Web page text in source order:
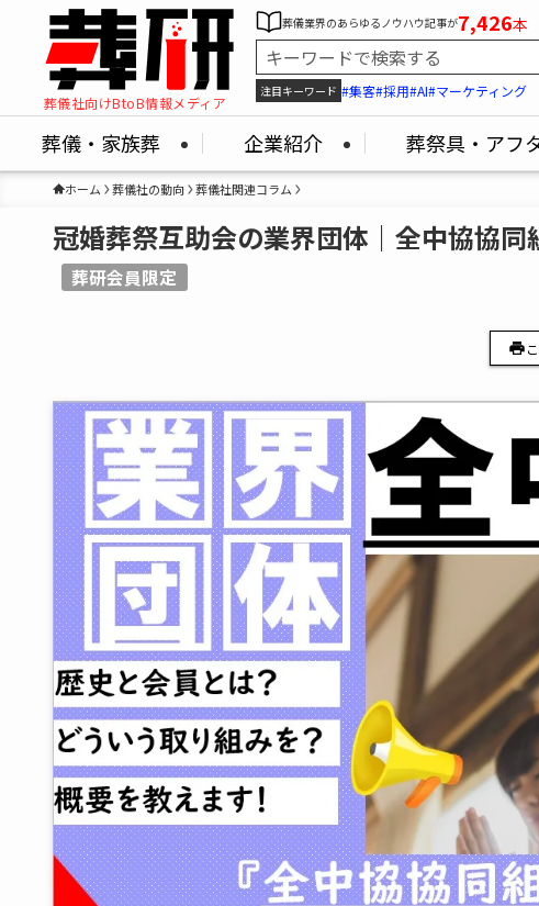
葬儀社向けBtoB情報メディア
葬儀業界のあらゆるノウハウ記事が7,426本
注目キーワード #集客#採用#AI#マーケティング
葬儀・家族葬 企業紹介 葬祭具・アフ
ホーム 葬儀社の動向 葬儀社関連コラム
冠婚葬祭互助会の業界団体｜全中協協
葬研会員限定